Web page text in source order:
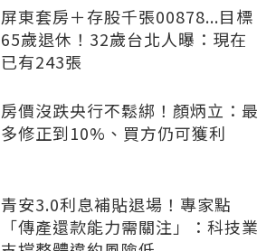
屏東套房＋存股千張00878...目標
65歲退休！32歲台北人曝：現在
已有243張
房價沒跌央行不鬆綁！顏炳立：最
多修正到10%、買方仍可獲利
青安3.0利息補貼退場！專家點
「傳產還款能力需關注」：科技業